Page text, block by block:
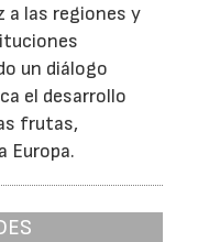
a las regiones y
un diálogo
el desarrollo
frutas,
Europa.